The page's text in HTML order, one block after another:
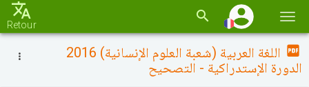
la
Retour
اللغة العربية (شعبة العلوم الإنسانية) 2016
الدورة الإستدراكية - التصحيح